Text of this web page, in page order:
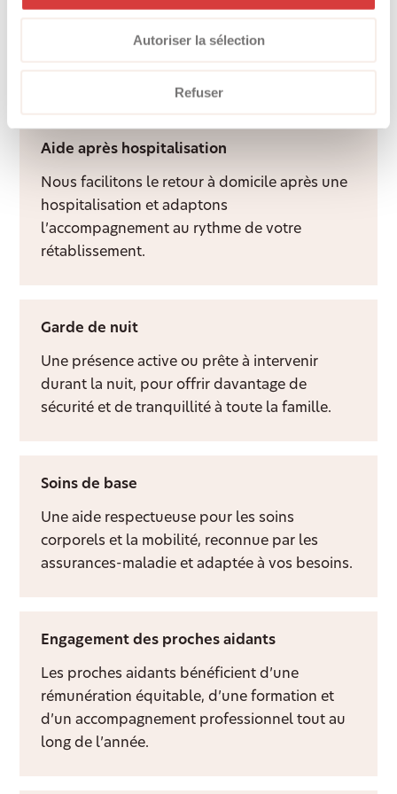
Autoriser la sélection
Refuser
Aide après hospitalisation
Nous facilitons le retour à domicile après une
hospitalisation et adaptons
l’accompagnement au rythme de votre
rétablissement.
Garde de nuit
Une présence active ou prête à intervenir
durant la nuit, pour offrir davantage de
sécurité et de tranquillité à toute la famille.
Soins de base
Une aide respectueuse pour les soins
corporels et la mobilité, reconnue par les
assurances-maladie et adaptée à vos besoins.
Engagement des proches aidants
Les proches aidants bénéficient d’une
rémunération équitable, d’une formation et
d’un accompagnement professionnel tout au
long de l’année.